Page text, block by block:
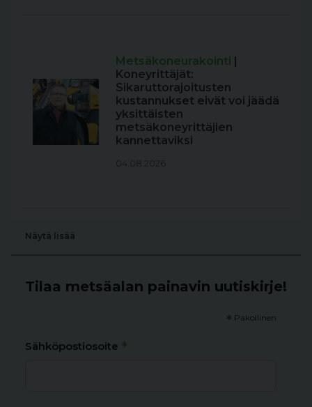
Metsäkoneurakointi
Koneyrittäjät:
Sikaruttorajoitusten
kustannukset eivät voi jäädä
yksittäisten
metsäkoneyrittäjien
kannettaviksi
04.08.2026
Näytä lisää
Tilaa metsäalan painavin uutiskirje!
* Pakollinen
Sähköpostiosoite *